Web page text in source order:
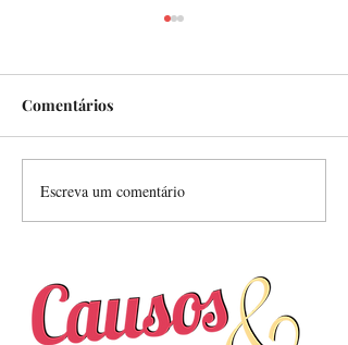
Nunca deixou de estar
aqui
Comentários
Escreva um comentário